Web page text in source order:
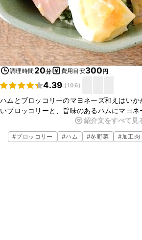
調理時間 20分 費用目安300円
4.39 (106)
ハムとブロッコリーのマヨネーズ和えはいか
いブロッコリーと、旨味のあるハムにマヨネ
いですよ。ぜひお試しください。紹介文をすべて見
#ブロッコリー #ハム #冬野菜 #加工肉